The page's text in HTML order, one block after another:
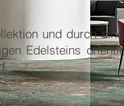
und durch eine
Edelsteins